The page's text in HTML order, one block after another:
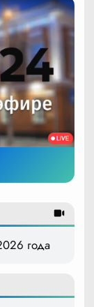
года